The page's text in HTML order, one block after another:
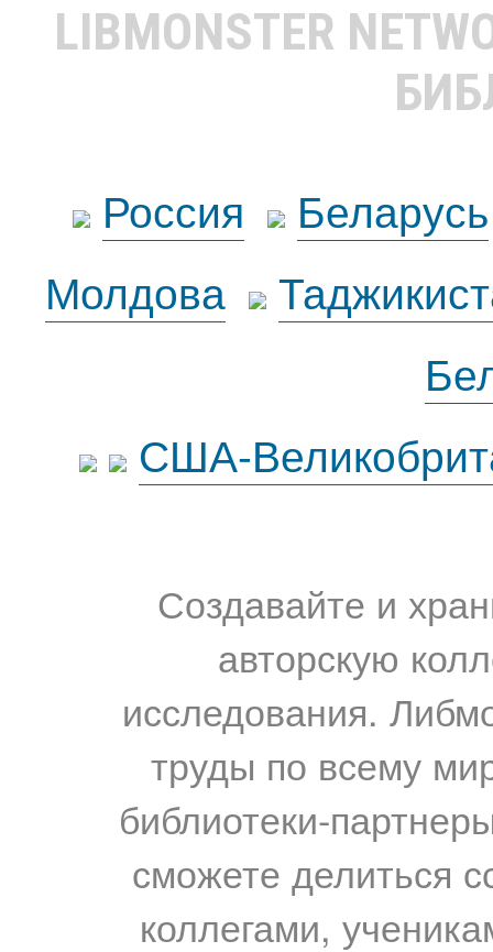
LIBMONSTER
Россия
Беларусь
Молдова
США-
Создавайте и
авторскую
исследования.
труды по всему
библиотеки-
сможете делиться
коллегами,